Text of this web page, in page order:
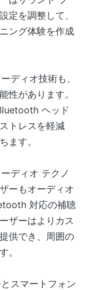
定を調整して、
ング体験を作成
ディオ技術も、
性があります。
ヘッド
トレスを軽減
ます。
ディオ テクノ
ーもオーディオ
対応の補聴
ザーはよりカス
供でき、周囲の
。
スマートフォン